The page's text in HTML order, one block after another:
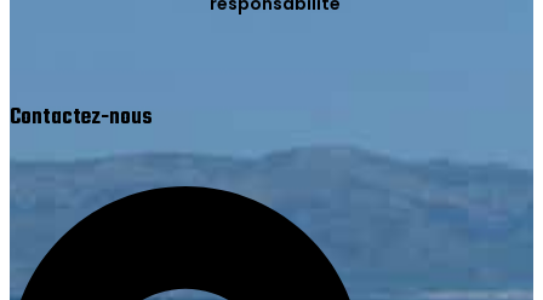
Contactez-nous